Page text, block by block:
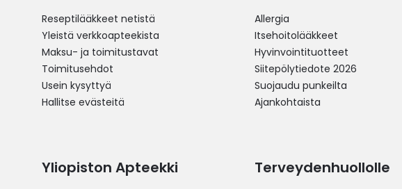
Reseptilääkkeet netistä
Yleistä verkkoapteekista
Maksu- ja toimitustavat
Toimitusehdot
Usein kysyttyä
Hallitse evästeitä
Allergia
Itsehoitolääkkeet
Hyvinvointituotteet
Siitepölytiedote 2026
Suojaudu punkeilta
Ajankohtaista
Yliopiston Apteekki Terveydenhuollolle